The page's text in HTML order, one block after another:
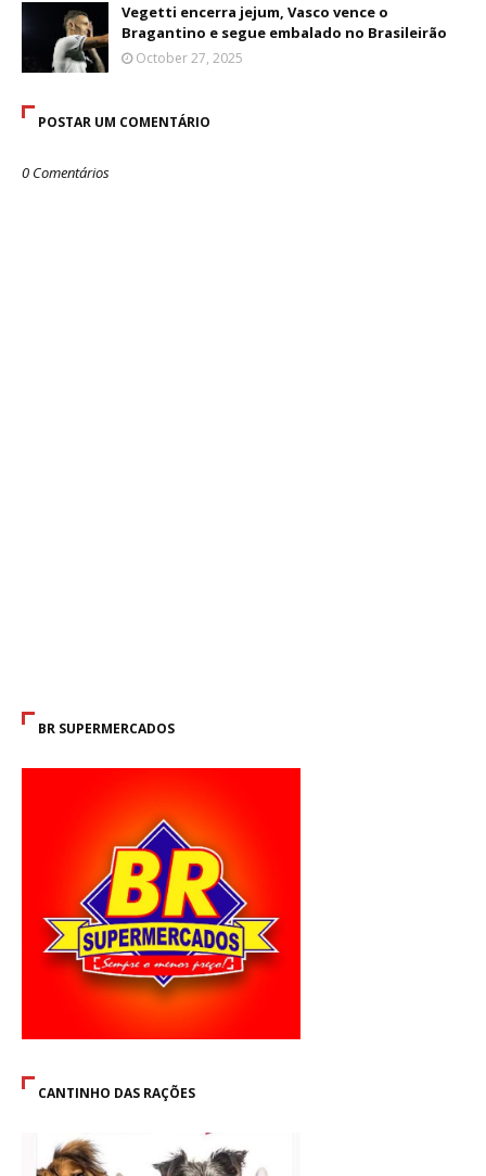
Vegetti encerra jejum, Vasco vence o
Bragantino e segue embalado no Brasileirão
October 27, 2025
POSTAR UM COMENTÁRIO
0 Comentários
BR SUPERMERCADOS
CANTINHO DAS RAÇÕES